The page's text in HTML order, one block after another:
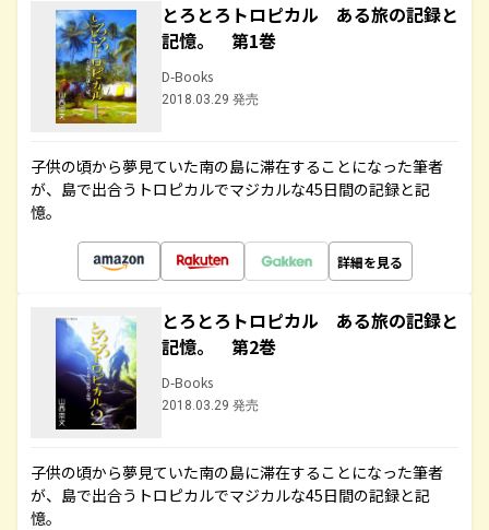
とろとろトロピカル ある旅の記録と
記憶。 第1巻
D-Books
2018.03.29 発売
子供の頃から夢見ていた南の島に滞在することになった筆者
が、島で出合うトロピカルでマジカルな45日間の記録と記
憶。
詳細を見る
とろとろトロピカル ある旅の記録と
記憶。 第2巻
D-Books
2018.03.29 発売
子供の頃から夢見ていた南の島に滞在することになった筆者
が、島で出合うトロピカルでマジカルな45日間の記録と記
憶。